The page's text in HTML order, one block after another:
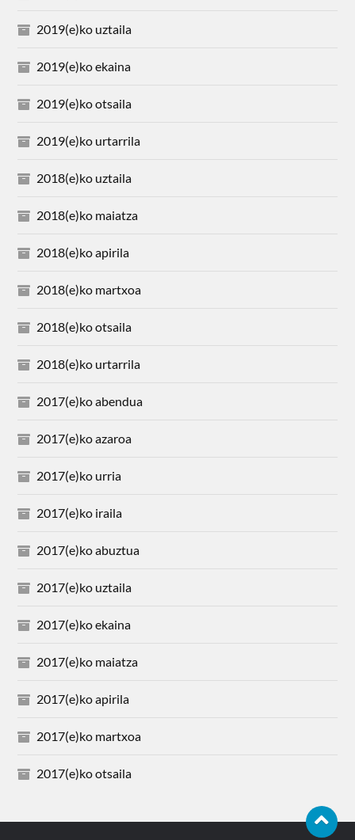
2019(e)ko uztaila
2019(e)ko ekaina
2019(e)ko otsaila
2019(e)ko urtarrila
2018(e)ko uztaila
2018(e)ko maiatza
2018(e)ko apirila
2018(e)ko martxoa
2018(e)ko otsaila
2018(e)ko urtarrila
2017(e)ko abendua
2017(e)ko azaroa
2017(e)ko urria
2017(e)ko iraila
2017(e)ko abuztua
2017(e)ko uztaila
2017(e)ko ekaina
2017(e)ko maiatza
2017(e)ko apirila
2017(e)ko martxoa
2017(e)ko otsaila